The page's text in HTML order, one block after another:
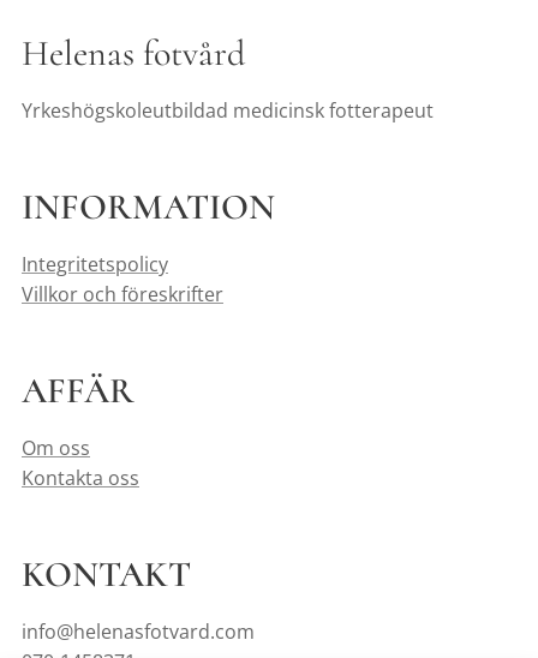
Helenas fotvård
Yrkeshögskoleutbildad medicinsk fotterapeut
INFORMATION
Integritetspolicy
Villkor och föreskrifter
AFFÄR
Om oss
Kontakta oss
KONTAKT
info@helenasfotvard.com